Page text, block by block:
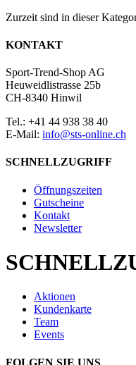
Zurzeit sind in dieser
KONTAKT
Sport-Trend-Shop AG
Heuweidlistrasse 25b
CH-8340 Hinwil
Tel.: +41 44 938 38 40
E-Mail: info@sts-online.ch
SCHNELLZUGRIFF
Öffnungszeiten
Gutscheine
Kontakt
Newsletter
Aktionen
Kundenkarte
Team
Events
FOLGEN SIE UNS